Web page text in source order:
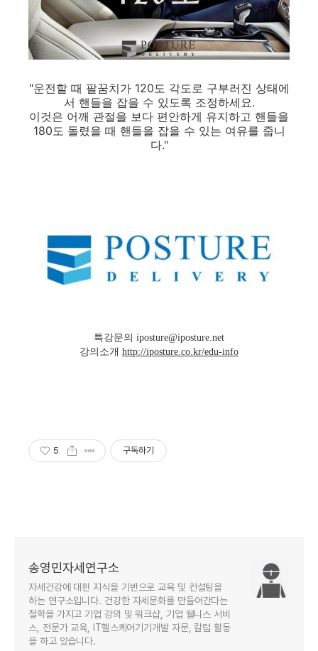
"운전할 때 팔꿈치가 120도 각도로 구부러진 상태에
서 핸들을 잡을 수 있도록 조정하세요.
이것은 어깨 관절을 보다 편안하게 유지하고 핸들을
180도 돌렸을 때 핸들을 잡을 수 있는 여유를 줍니
다."
특강문의 iposture@iposture.net
강의소개 http://iposture.co.kr/edu-info
5 구독하기
송영민자세연구소
자세건강에 대한 지식을 기반으로 교육 및 컨설팅을
하는 연구소입니다. 건강한 자세문화를 만들어간다는
철학을 가지고 기업 강의 및 워크샵, 기업 웰니스 서비
스, 전문가 교육, IT헬스케어기기개발 자문, 칼럼 활동
을 하고 있습니다.